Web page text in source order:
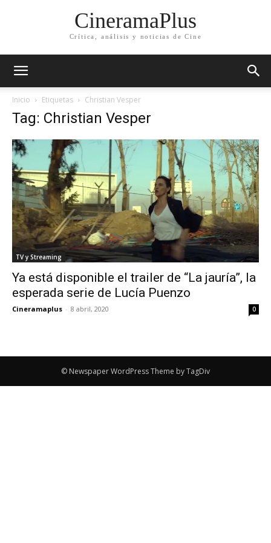
CineramaPlus
Crítica, análisis y noticias de Cine
Inicio Etiquetas Christian Vesper
Tag: Christian Vesper
TV y Streaming
Ya está disponible el trailer de “La jauría”, la
esperada serie de Lucía Puenzo
Cineramaplus - 8 abril, 2020 0
© Newspaper WordPress Theme by TagDiv